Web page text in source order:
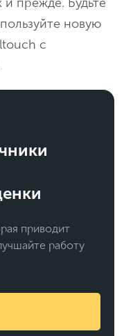
новую
c
приводит
работу